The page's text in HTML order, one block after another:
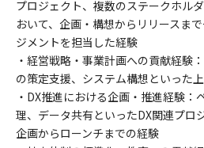
プロジェクト、複数のステークホル
おいて、企画・構想からリリースま
ジメントを担当した経験
・経営戦略・事業計画への貢献経験
の策定支援、システム構想といった
・DX推進における企画・推進経験：
理、データ共有といったDX関連プロ
企画からローンチまでの経験